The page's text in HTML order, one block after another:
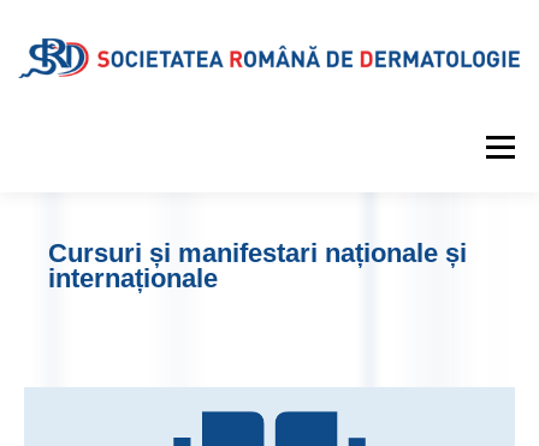
Meniu
REVISTA CONTUL MEU
Cursuri și manifestari naționale și
internaționale